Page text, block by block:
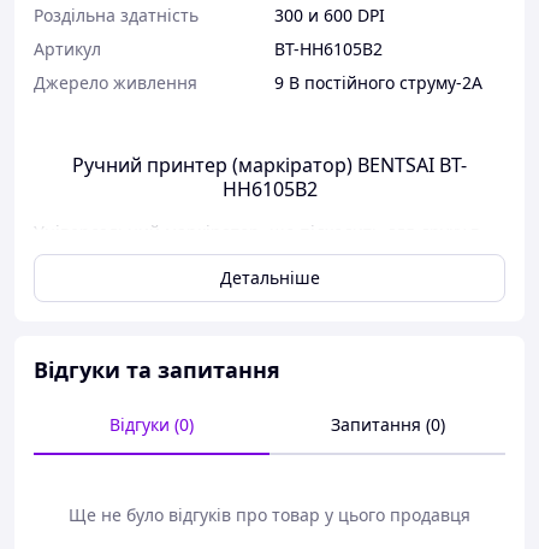
Роздільна здатність
300 и 600 DPI
Артикул
BT-HH6105B2
Джерело живлення
9 В постійного струму-2А
Ручний принтер (маркіратор) BENTSAI BT-
HH6105B2
Універсальний маркіратор, що підходить для друку в
ручному та онлайн режимах. Працює з картриджами
на водній основі та з розчинниками. Завдяки функції
автоматичного розпізнавання картриджів, маркіратор
Потужний 4-ядерний процесор
та ефективно, забезпечуючи високу продуктивність та
якість друку.
Детальніше
Відгуки та запитання
Відгуки (0) Запитання (0)
Ще не було відгуків про товар у цього продавця